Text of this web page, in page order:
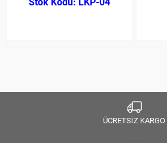
ÜCRETSİZ KARGO